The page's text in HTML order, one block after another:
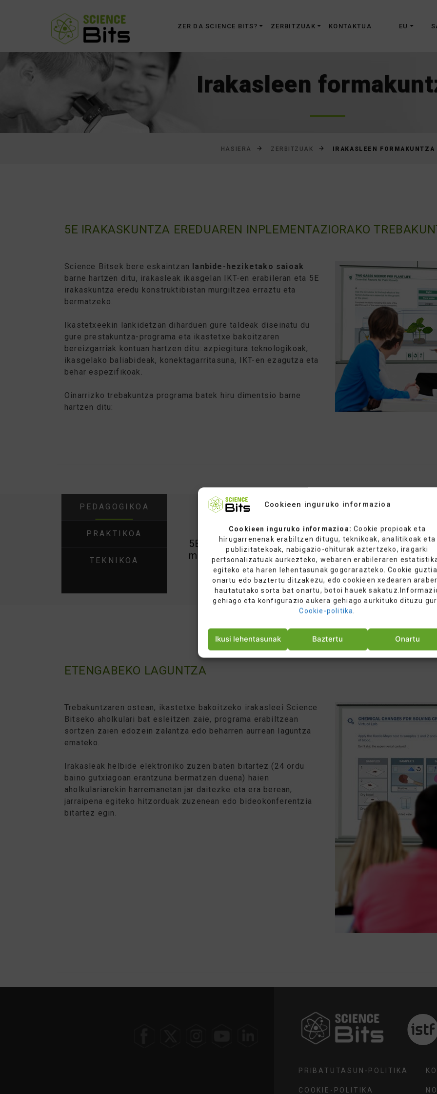
Cookieen inguruko informazioa
Cookieen inguruko informazioa: Cookie propioak eta
hirugarrenenak erabiltzen ditugu, teknikoak, analitikoak eta
publizitatekoak, nabigazio-ohiturak aztertzeko, iragarki
pertsonalizatuak aurkezteko, webaren erabileraren
egiteko eta haren lehentasunak gogorarazteko. Cookie
onartu edo baztertu ditzakezu, edo cookieen xedearen
hautatutako sorta bat onartu, botoi hauek
gehiago eta konfigurazio aukera gehiago aurkituko dituzu
Cookie-politika.
Onartu
Baztertu
Ikusi lehentasunak
ZER DA SCIENCE BITS? ZERBITZUAK KONTAKTUA EU
Irakasleen
HASIERA ZERBITZUAK IRAKASLEEN FORMAKUNTZA
5E IRAKASKUNTZA EREDUAREN INPLEMENTAZIORAKO
Science Bitsek bere eskaintzan lanbide-heziketako saioak
barne hartzen ditu, irakasleak ikasgelan IKT-en erabileran eta 5E
irakaskuntza eredu konstruktibistan murgiltzea erraztu eta
bermatzeko.
Ikastetxeekin lankidetzan diharduen gure taldeak diseinatu du
gure prestakuntza-programa eta ikastetxe bakoitzaren
bereizgarriak kontuan hartzen ditu: azpiegitura teknologikoak,
ikasgelako baliabideak, konektagarritasuna, IKT-en ezagutza eta
behar espezifikoak.
Oinarrizko trebakuntza programa batek hiru dimentsio barne
hartzen ditu:
PEDAGOGIKOA
PRAKTIKOA
TEKNIKOA
5E eredu konstruktibistan
murgiltzea.
ETENGABEKO LAGUNTZA
Trebakuntzaren ostean, ikastetxe bakoitzeko irakasleei Science
Bitseko aholkulari bat esleitzen zaie, programa erabiltzean
sortzen zaien edozein zalantza edo beharren aurrean laguntza
emateko.
Irakasleak helbide elektroniko zuzen baten bitartez (24 ordu
baino gutxiagoan erantzuna bermatzen duena) haien
aholkulariarekin harremanetan jar daitezke eta era berean,
jarraipena egiteko hitzorduak zuzenean edo bideokonferentzia
bitartez egin.
PRIBATUTASUN-POLITIKA
COOKIE-POLITIKA
AUKERATU
HERRIALDEA